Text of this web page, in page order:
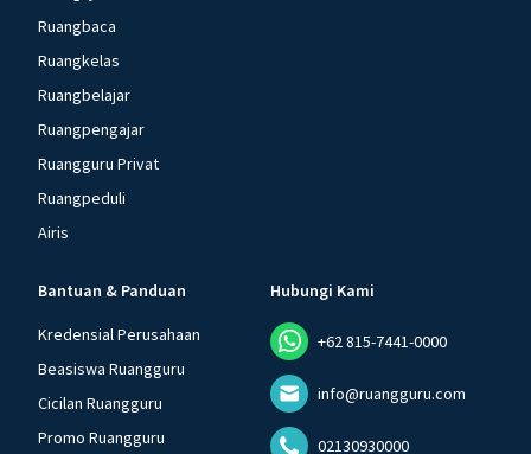
Ruangbaca
Ruangkelas
Ruangbelajar
Ruangpengajar
Ruangguru Privat
Ruangpeduli
Airis
Bantuan & Panduan
Kredensial Perusahaan
Beasiswa Ruangguru
Cicilan Ruangguru
Promo Ruangguru
Hubungi Kami
+62 815-7441-0000
info@ruangguru.com
02130930000